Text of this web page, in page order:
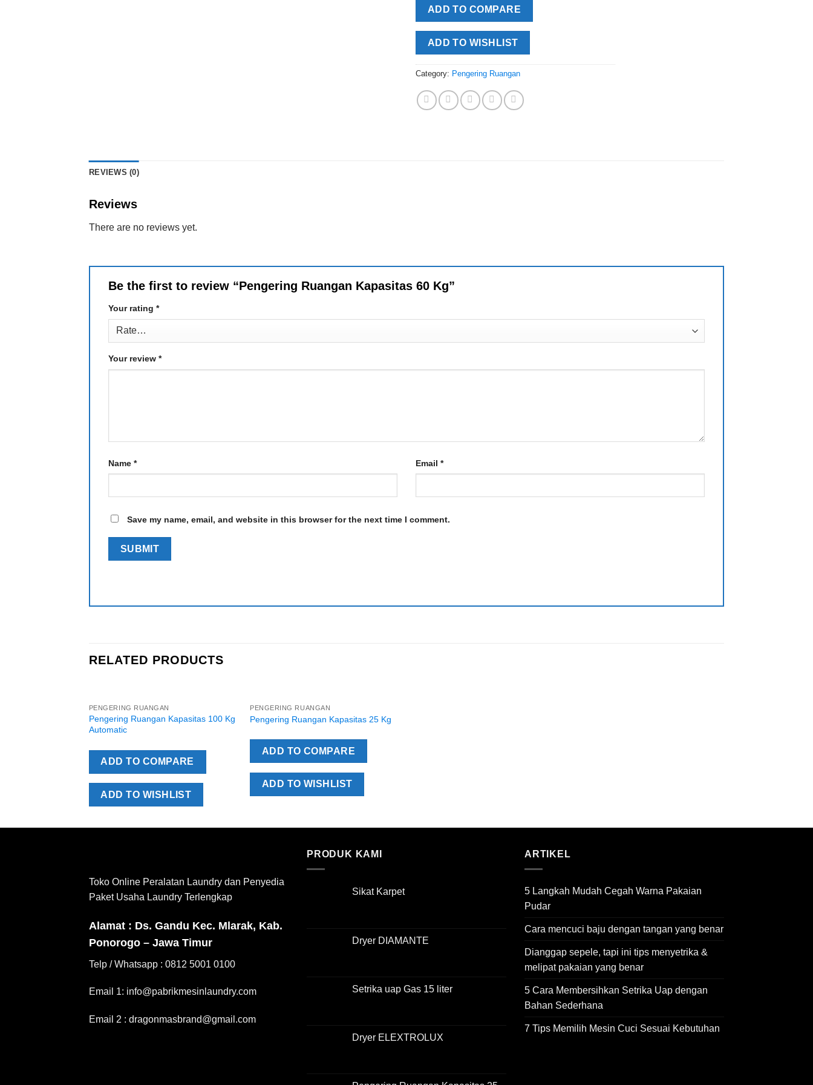
ADD TO COMPARE
ADD TO WISHLIST
Category: Pengering Ruangan
REVIEWS (0)
Reviews
There are no reviews yet.
Be the first to review “Pengering Ruangan Kapasitas 60 Kg”
Your rating *
Your review *
Name * Email *
Save my name, email, and website in this browser for the next time I comment.
RELATED PRODUCTS
Add to
PENGERING RUANGAN
Pengering Ruangan Kapasitas 100 Kg
Automatic
ADD TO COMPARE
ADD TO WISHLIST
Add to
Wishlist
PENGERING RUANGAN
Pengering Ruangan Kapasitas 25 Kg
ADD TO COMPARE
ADD TO WISHLIST
Toko Online Peralatan Laundry dan Penyedia
Paket Usaha Laundry Terlengkap
Alamat : Ds. Gandu Kec. Mlarak, Kab.
Ponorogo – Jawa Timur
Telp / Whatsapp : 0812 5001 0100
Email 1: info@pabrikmesinlaundry.com
Email 2 : dragonmasbrand@gmail.com
PRODUK KAMI
Sikat Karpet
Dryer DIAMANTE
Setrika uap Gas 15 liter
Dryer ELEXTROLUX
ARTIKEL
5 Langkah Mudah Cegah Warna Pakaian
Pudar
Cara mencuci baju dengan tangan yang benar
Dianggap sepele, tapi ini tips menyetrika &
melipat pakaian yang benar
5 Cara Membersihkan Setrika Uap dengan
Bahan Sederhana
7 Tips Memilih Mesin Cuci Sesuai Kebutuhan